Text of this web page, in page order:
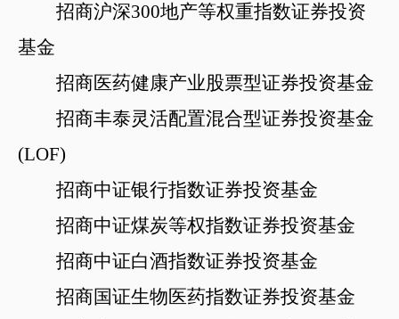
招商沪深300地产等权重指数证券投资
基金
招商医药健康产业股票型证券投资基金
招商丰泰灵活配置混合型证券投资基金
(LOF)
招商中证银行指数证券投资基金
招商中证煤炭等权指数证券投资基金
招商中证白酒指数证券投资基金
招商国证生物医药指数证券投资基金